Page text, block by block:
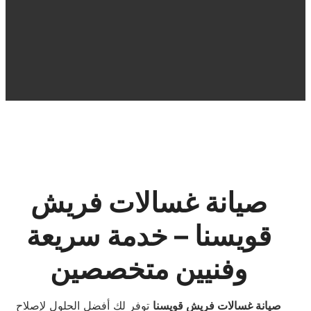
صيانة غسالات فريش
قويسنا – خدمة سريعة
وفنيين متخصصين
صيانة غسالات فريش قويسنا توفر لك أفضل الحلول لإصلاح